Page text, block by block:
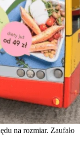
na rozmiar. Zaufało